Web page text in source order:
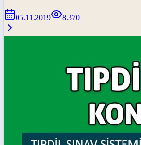
05.11.2019 8.370